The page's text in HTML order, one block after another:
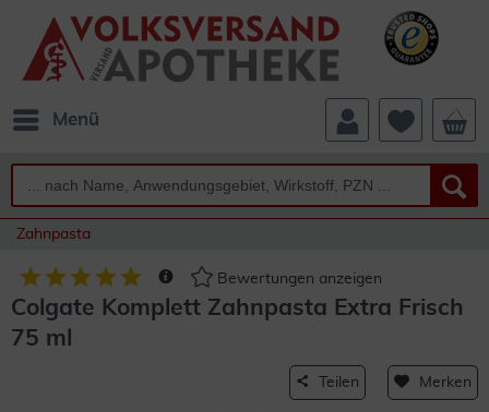
Menü
Zahnpasta
Bewertungen anzeigen
Colgate Komplett Zahnpasta Extra Frisch
75 ml
Teilen Merken